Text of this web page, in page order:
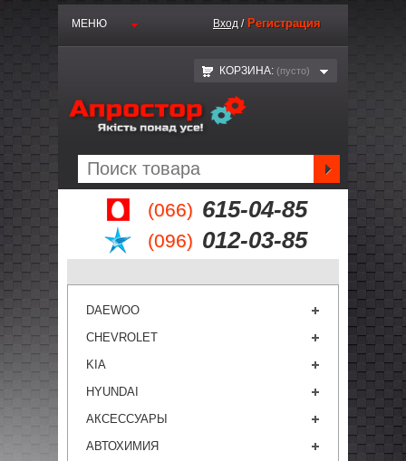
(066) 615-04-85
(096) 012-03-85
МЕНЮ Вход / Регистрация
КОРЗИНА: (пустo)
DAEWOO
CHEVROLET
KIA
HYUNDAI
АКСЕССУАРЫ
АВТОХИМИЯ